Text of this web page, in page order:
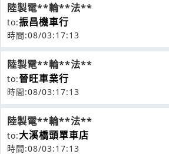
陸製電**輪**法**
to:振昌機車行
時間:08/03:17:13
陸製電**輪**法**
to:晉旺車業行
時間:08/03:17:13
陸製電**輪**法**
to:大溪橋頭單車店
時間:08/03:17:13